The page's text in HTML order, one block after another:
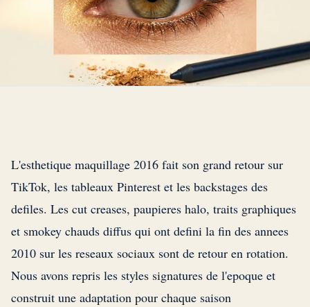
L'esthetique maquillage 2016 fait son grand retour sur
TikTok, les tableaux Pinterest et les backstages des
defiles. Les cut creases, paupieres halo, traits graphiques
et smokey chauds diffus qui ont defini la fin des annees
2010 sur les reseaux sociaux sont de retour en rotation.
Nous avons repris les styles signatures de l'epoque et
construit une adaptation pour chaque saison